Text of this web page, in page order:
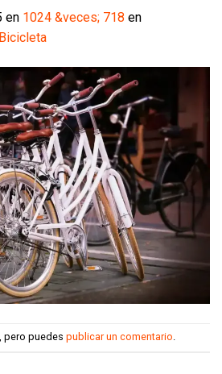
en 1024 &veces; 718 en
pero puedes publicar un comentario.